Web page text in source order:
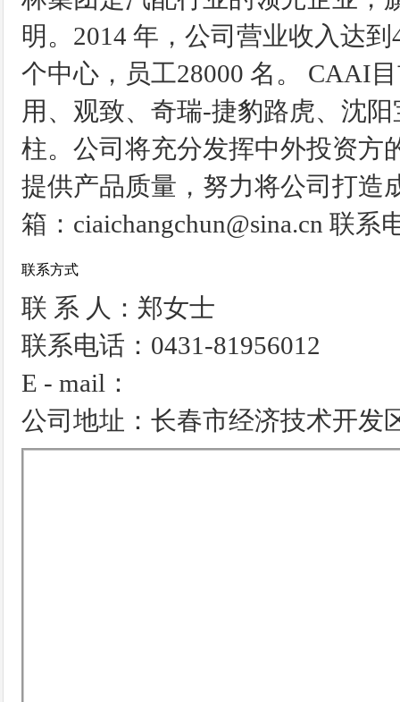
明。2014 年，公司营业收入达
个中心，员工28000 名。 CAAI
用、观致、奇瑞-捷豹路虎、沈
柱。公司将充分发挥中外投资方
提供产品质量，努力将公司打造
箱：ciaichangchun@sina.cn 联系
联系方式
联 系 人：郑女士
联系电话：0431-81956012
E - mail：
公司地址：长春市经济技术开发